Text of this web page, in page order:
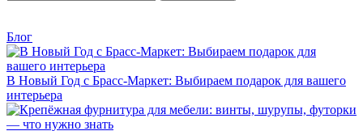
Блог
В Новый Год с Брасс-Маркет: Выбираем подарок для вашего
интерьера